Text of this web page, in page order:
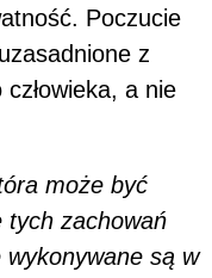
Poczucie
z
a nie
może być
tych zachowań
są w